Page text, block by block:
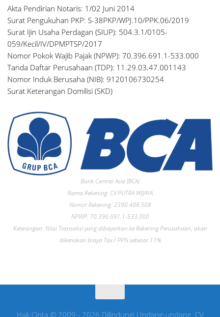
Akta Pendirian Notaris: 1/02 Juni 2014
Surat Pengukuhan PKP: S-38PKP/WPJ.10/PPK.06/2019
Surat Ijin Usaha Perdagan (SIUP): 504.3.1/0105-
059/Kecil/IV/DPMPTSP/2017
Nomor Pokok Wajib Pajak (NPWP): 70.396.691.1-533.000
Tanda Daftar Perusahaan (TDP): 11.29.03.47.001143
Nomor Induk Berusaha (NIB): 9120106730254
Surat Keterangan Domilisi (SKD)
Bank Central Asia (BCA)
Nama Rekening: CV PUTRA WIJAYA
Nomor Rekening: 2390.488.508
NPWP: 70.396.691.1-533.000
Keterangan: Nilai Transaksi yang dibayarkan ke Rekening Perusahaan, akan
dikenakan biaya Tax / PPN sebesar 11%
Hak Cipta © 2009 - 2026 Dilindungi Undang-undang. CV